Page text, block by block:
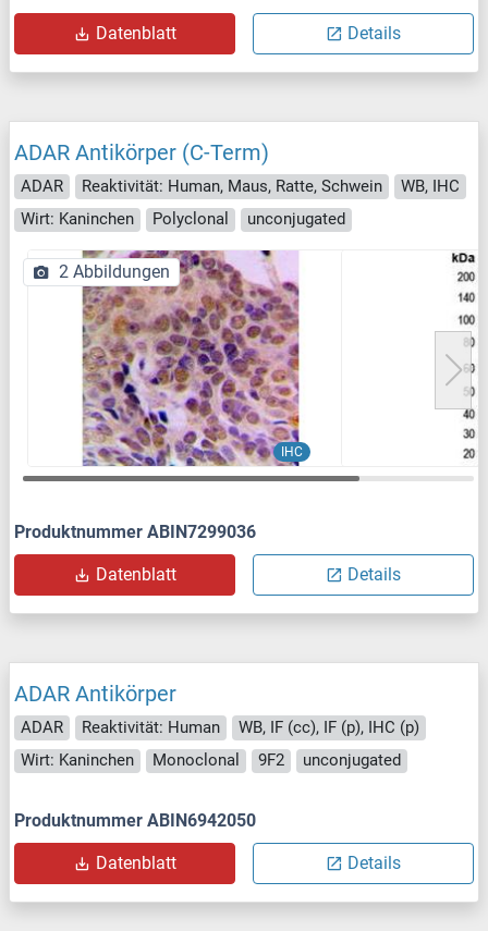
Datenblatt Details
ADAR Antikörper (C-Term)
ADAR Reaktivität: Human, Maus, Ratte, Schwein
WB, IHC
Wirt: Kaninchen
Polyclonal unconjugated
IHC
2 Abbildungen
Produktnummer ABIN7299036
Datenblatt Details
ADAR Antikörper
ADAR Reaktivität: Human
WB, IF (cc), IF (p), IHC (p)
Wirt: Kaninchen
Monoclonal 9F2 unconjugated
Produktnummer ABIN6942050
Datenblatt Details